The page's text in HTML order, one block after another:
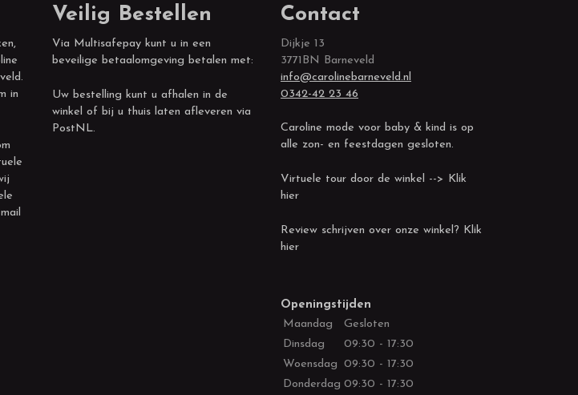
in
Veilig Bestellen
Via Multisafepay kunt u in een
beveilige betaalomgeving betalen met:
Uw bestelling kunt u afhalen in de
winkel of bij u thuis laten afleveren via
PostNL.
Contact
Dijkje 13
3771BN Barneveld
info@carolinebarneveld.nl
0342-42 23 46
Caroline mode voor baby & kind is op
alle zon- en feestdagen gesloten.
Virtuele tour door de winkel --> Klik
hier
Review schrijven over onze winkel? Klik
hier
Openingstijden
Maandag
Gesloten
Dinsdag
09:30 - 17:30
Woensdag 09:30 - 17:30
Donderdag 09:30 - 17:30